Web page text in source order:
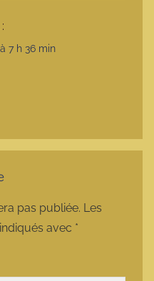
7 h 36 min
pas publiée. Les
avec *